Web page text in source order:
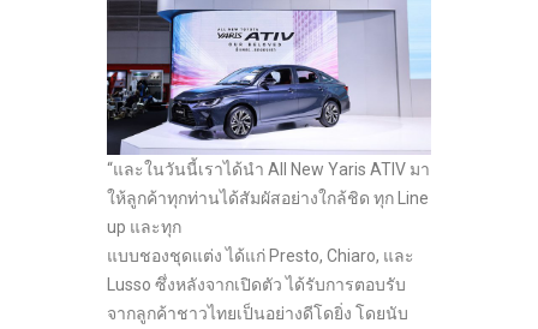
“และในวันนี้เราได้นำ All New Yaris ATIV มา
ให้ลูกค้าทุกท่านได้สัมผัสอย่างใกล้ชิด ทุก Line
up และทุก
แบบชองชุดแต่ง ได้แก่ Presto, Chiaro, และ
Lusso ซึ่งหลังจากเปิดตัว ได้รับการตอบรับ
จากลูกค้าชาวไทยเป็นอย่างดีโดยิ่ง โดยนับ